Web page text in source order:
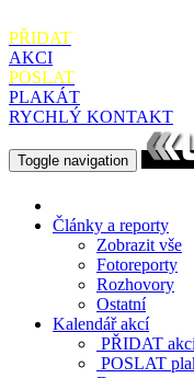
PŘIDAT
AKCI
POSLAT
PLAKÁT
RYCHLÝ KONTAKT
Toggle navigation
Články a reporty
Zobrazit vše
Fotoreporty
Rozhovory
Ostatní
Kalendář akcí
PŘIDAT akci
POSLAT